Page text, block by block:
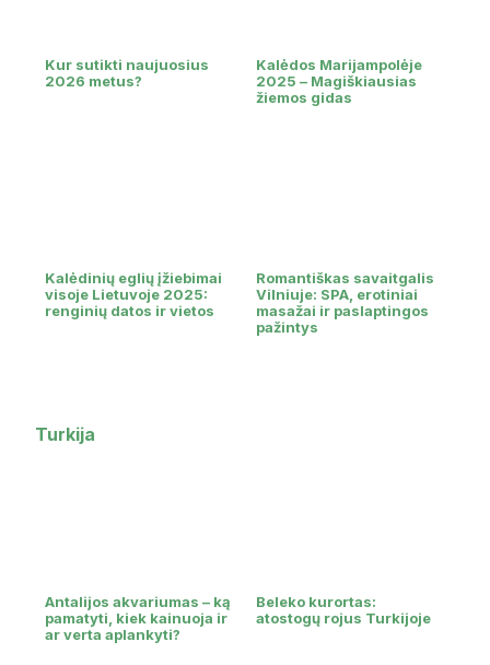
Kur sutikti naujuosius
2026 metus?
Kalėdos Marijampolėje
2025 – Magiškiausias
žiemos gidas
Kalėdinių eglių įžiebimai
visoje Lietuvoje 2025:
renginių datos ir vietos
Romantiškas savaitgalis
Vilniuje: SPA, erotiniai
masažai ir paslaptingos
pažintys
Turkija
Antalijos akvariumas – ką
pamatyti, kiek kainuoja ir
ar verta aplankyti?
Beleko kurortas:
atostogų rojus Turkijoje